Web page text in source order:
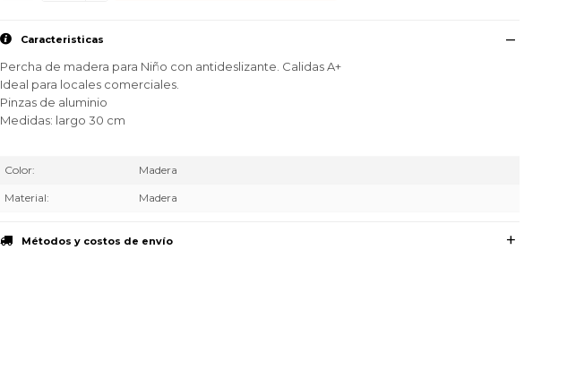
Caracteristicas
Percha de madera para Niño con antideslizante. Calidas A+
Ideal para locales comerciales.
Pinzas de aluminio
Medidas: largo 30 cm
Color Madera
Material Madera
Métodos y costos de envío